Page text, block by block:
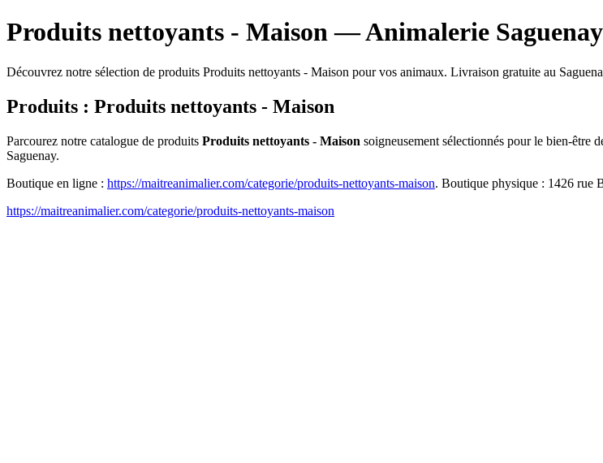
Produits nettoyants - Maison — Animalerie
Découvrez notre sélection de produits Produits nettoyants - Maison pour vos animaux. Livraison gratuite au
Produits : Produits nettoyants - Maison
Parcourez notre catalogue de produits Produits nettoyants - Maison soigneusement sélectionnés pour le bien-être
Saguenay.
Boutique en ligne : https://maitreanimalier.com/categorie/produits-nettoyants-maison. Boutique physique : 1426 rue
https://maitreanimalier.com/categorie/produits-nettoyants-maison